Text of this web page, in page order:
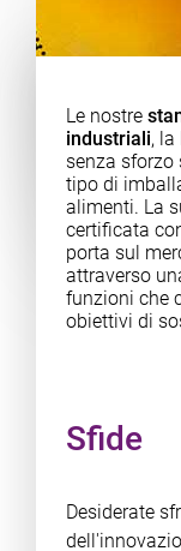
Le nostre
industriali, la
senza sforzo
tipo di
alimenti. La
certificata
porta sul
attraverso
funzioni che
obiettivi di
Sfide
Desiderate